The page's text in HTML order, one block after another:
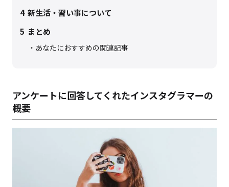
4 新生活・習い事について
5 まとめ
あなたにおすすめの関連記事
アンケートに回答してくれたインスタグラマーの
概要